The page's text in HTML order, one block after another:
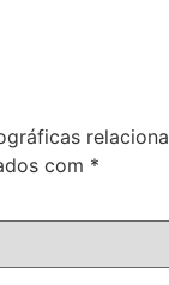
com *